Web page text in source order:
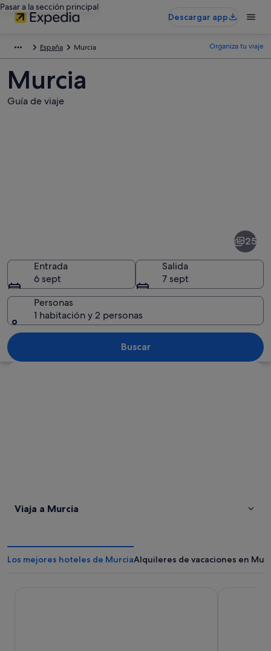
Pasar a la sección principal
Descargar app
España Murcia Organiza tu viaje
Murcia
Guía de viaje
Una playa con aguas turquesas
25
Entrada
6 sept
Salida
7 sept
Personas
1 habitación y 2 personas
Buscar
Viaja a Murcia
Los mejores hoteles de MurciaAlquileres de vacaciones en